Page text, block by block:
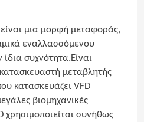
μια μορφή μεταφοράς,
εναλλασσόμενου
συχνότητα.Είναι
μεταβλητής
κατασκευάζει VFD
βιομηχανικές
χρησιμοποιείται συνήθως